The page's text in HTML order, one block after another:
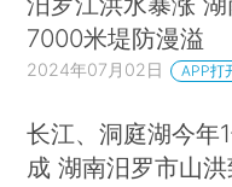
7000米堤防漫溢
2024年07月02日 APP打
长江、洞庭湖今年
成 湖南汨罗市山